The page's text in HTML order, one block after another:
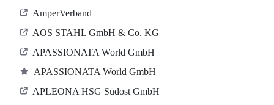
AmperVerband
AOS STAHL GmbH & Co. KG
APASSIONATA World GmbH
APASSIONATA World GmbH
APLEONA HSG Südost GmbH